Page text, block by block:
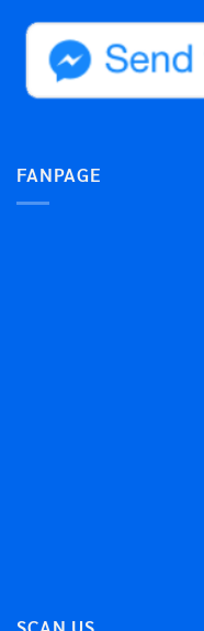
FANPAGE